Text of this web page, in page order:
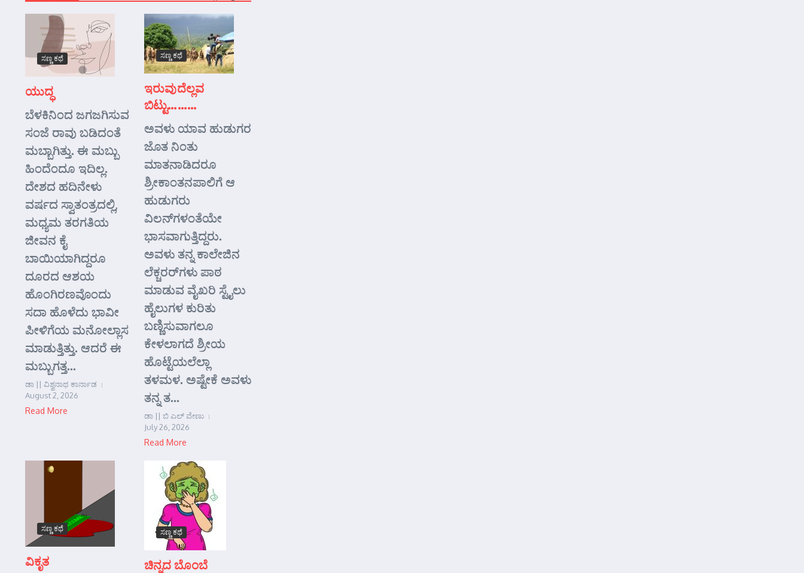
ಸಣ್ಣ ಕಥೆ
ಯುದ್ಧ
ಬೆಳಕಿನಿಂದ ಜಗಜಗಿಸುವ
ಸಂಜೆ ರಾವು ಬಡಿದಂತೆ
ಮಬ್ಬಾಗಿತ್ತು. ಈ ಮಬ್ಬು
ಹಿಂದೆಂದೂ ಇದಿಲ್ಲ.
ದೇಶದ ಹದಿನೇಳು
ವರ್ಷದ ಸ್ವಾತಂತ್ರದಲ್ಲಿ,
ಮಧ್ಯಮ ತರಗತಿಯ
ಜೀವನ ಕೈ
ಬಾಯಿಯಾಗಿದ್ದರೂ
ದೂರದ ಆಶಯ
ಹೊಂಗಿರಣವೊಂದು
ಸದಾ ಹೊಳೆದು ಭಾವೀ
ಪೀಳಿಗೆಯ ಮನೋಲ್ಲಾಸ
ಮಾಡುತ್ತಿತ್ತು. ಆದರೆ ಈ
ಮಬ್ಬುಗತ್ತ...
ಡಾ || ವಿಶ್ವನಾಥ ಕಾರ್ನಾಡ
August 2, 2026
Read More
ಸಣ್ಣ ಕಥೆ
ಇರುವುದೆಲ್ಲವ
ಬಿಟ್ಟು………
ಅವಳು ಯಾವ ಹುಡುಗರ
ಜೊತ ನಿಂತು
ಮಾತನಾಡಿದರೂ
ಶ್ರೀಕಾಂತನಪಾಲಿಗೆ ಆ
ಹುಡುಗರು
ವಿಲನ್‌ಗಳಂತೆಯೇ
ಭಾಸವಾಗುತ್ತಿದ್ದರು.
ಅವಳು ತನ್ನ ಕಾಲೇಜಿನ
ಲೆಕ್ಚರರ್‌ಗಳು ಪಾಠ
ಮಾಡುವ ವೈಖರಿ ಸ್ಟೈಲು
ಹೈಲುಗಳ ಕುರಿತು
ಬಣ್ಣಿಸುವಾಗಲೂ
ಕೇಳಲಾಗದೆ ಶ್ರೀಯ
ಹೊಟ್ಟೆಯಲೆಲ್ಲಾ
ತಳಮಳ. ಅಷ್ಟೇಕೆ ಅವಳು
ತನ್ನ ತ...
ಡಾ || ಬಿ ಎಲ್ ವೇಣು
July 26, 2026
Read More
ಸಣ್ಣ ಕಥೆ
ವಿಕೃತ
ಸಣ್ಣ ಕಥೆ
ಚಿನ್ನದ ಬೊಂಬೆ